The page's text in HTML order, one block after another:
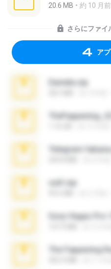
20.6 MB 約 10 月前
さらにファイ
ア
Daniela.zip
Telegram
ouh!.zip
The Fappening